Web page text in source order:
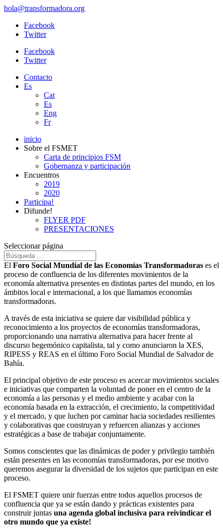
hola@transformadora.org
Facebook
Twitter
Facebook
Twitter
Contacto
Es
Cat
Es
Eng
Fr
inicio
Sobre el FSMET
Carta de principios FSM
Gobernanza y participación
Encuentros
2019
2020
Participa!
Difunde!
FLYER PDF
PRESENTACIONES
Seleccionar página
El Foro Social Mundial de las Economías Transformadoras es el
proceso de confluencia de los diferentes movimientos de la
economía alternativa presentes en distintas partes del mundo, en los
ámbitos local e internacional, a los que llamamos economías
transformadoras.
A través de esta iniciativa se quiere dar visibilidad pública y
reconocimiento a los proyectos de economías transformadoras,
proporcionando una narrativa alternativa para hacer frente al
discurso hegemónico capitalista, tal y como anunciaron la XES,
RIPESS y REAS en el último Foro Social Mundial de Salvador de
Bahía.
El principal objetivo de este proceso es acercar movimientos sociales
e iniciativas que comparten la voluntad de poner en el centro de la
economía a las personas y el medio ambiente y acabar con la
economía basada en la extracción, el crecimiento, la competitividad
y el mercado, y que luchen por caminar hacia sociedades resilientes
y colaborativas que construyan y refuercen alianzas y acciones
estratégicas a base de trabajar conjuntamente.
Somos conscientes que las dinámicas de poder y privilegio también
están presentes en las economías transformadoras, por ese motivo
queremos asegurar la diversidad de los sujetos que participan en este
proceso.
El FSMET quiere unir fuerzas entre todos aquellos procesos de
confluencia que ya se están dando y prácticas existentes para
construir juntas una agenda global inclusiva para reivindicar el
otro mundo que ya existe!